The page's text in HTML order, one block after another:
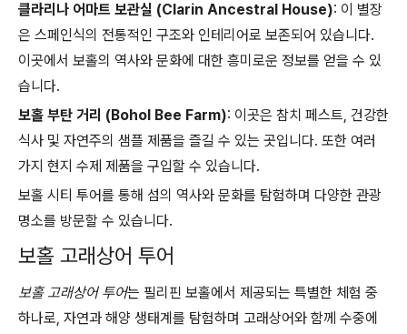
클라리나 어마트 보관실 (Clarin Ancestral House): 이 별장
은 스페인식의 전통적인 구조와 인테리어로 보존되어 있습니다.
이곳에서 보홀의 역사와 문화에 대한 흥미로운 정보를 얻을 수 있
습니다.
보홀 부탄 거리 (Bohol Bee Farm): 이곳은 참치 페스트, 건강한
식사 및 자연주의 샘플 제품을 즐길 수 있는 곳입니다. 또한 여러
가지 현지 수제 제품을 구입할 수 있습니다.
보홀 시티 투어를 통해 섬의 역사와 문화를 탐험하며 다양한 관광
명소를 방문할 수 있습니다.
보홀 고래상어 투어
보홀 고래상어 투어는 필리핀 보홀에서 제공되는 특별한 체험 중
하나로, 자연과 해양 생태계를 탐험하며 고래상어와 함께 수중에